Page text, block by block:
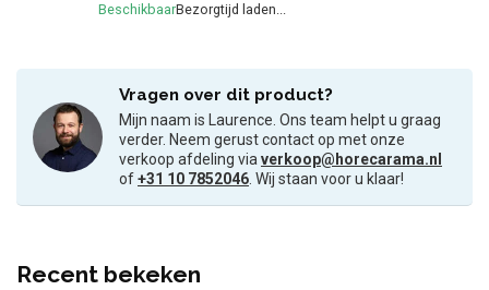
Beschikbaar
Vragen over dit product?
Mijn naam is Laurence. Ons team helpt u graag
verder. Neem gerust contact op met onze
verkoop afdeling viaverkoop@horecarama.nl
of+31 10 7852046. Wij staan voor u klaar!
Recent bekeken